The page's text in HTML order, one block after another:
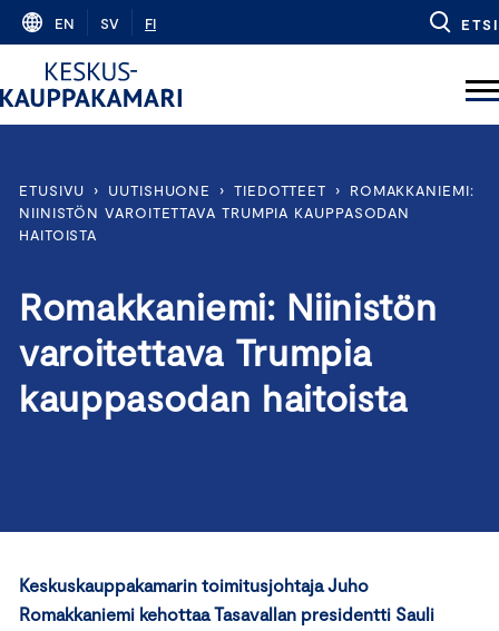
Skip
content
EN SV FI ETSI
ETUSIVU › UUTISHUONE › TIEDOTTEET ›
ROMAKKANIEMI:
NIINISTÖN VAROITETTAVA TRUMPIA KAUPPASODAN
HAITOISTA
Romakkaniemi: Niinistön
varoitettava Trumpia
kauppasodan haitoista
Keskuskauppakamarin toimitusjohtaja Juho
Romakkaniemi kehottaa Tasavallan presidentti Sauli